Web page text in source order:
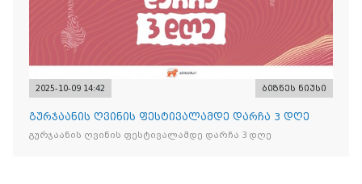
2025-10-09 14:42 ბიზნეს ნიუსი
გურჯაანის ღვინის ფესტივალამდე დარჩა 3 დღე
გურჯაანის ღვინის ფესტივალამდე დარჩა 3 დღე